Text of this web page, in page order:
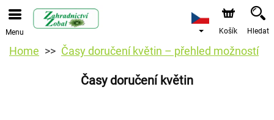
Menu Košík Hledat
Home Časy doručení květin – přehled možností
Časy doručení květin